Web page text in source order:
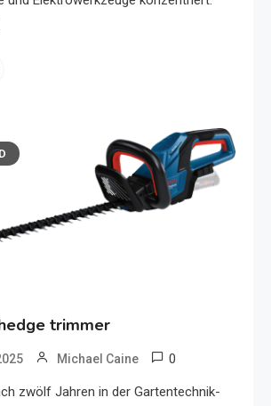
trimmer
Michael Caine 0
zwölf Jahren in der Gartentechnik-